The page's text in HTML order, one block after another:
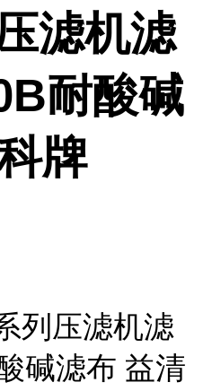
滤机滤
耐酸碱
牌
列压滤机滤
碱滤布 益清